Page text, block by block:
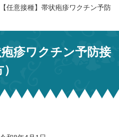
任意接種】帯状疱疹ワクチン予防
疱疹ワクチン予防接